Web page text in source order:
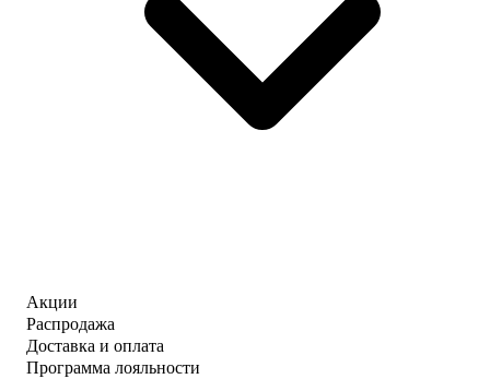
Акции
Распродажа
Доставка и оплата
Программа лояльности